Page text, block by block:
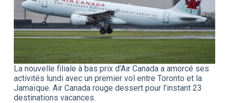
La nouvelle filiale à bas prix d’Air Canada a amorcé ses
activités lundi avec un premier vol entre Toronto et la
Jamaïque. Air Canada rouge dessert pour l’instant 23
destinations vacances.